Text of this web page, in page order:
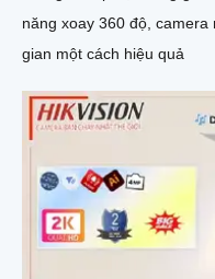
năng xoay 360 độ,
gian một cách hiệu quả